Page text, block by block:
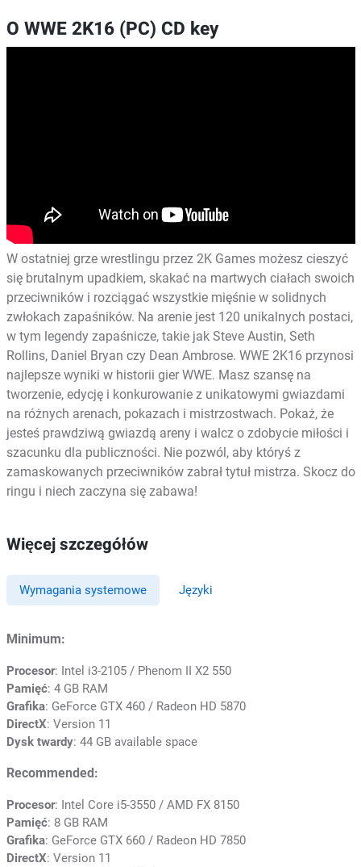
O WWE 2K16 (PC) CD key
W ostatniej grze wrestlingu przez 2K Games możesz cieszyć
się brutalnym upadkiem, skakać na martwych ciałach swoich
przeciwników i rozciągać wszystkie mięśnie w solidnych
zwłokach zapaśników. Na arenie jest 120 unikalnych postaci,
w tym legendy zapaśnicze, takie jak Steve Austin, Seth
Rollins, Daniel Bryan czy Dean Ambrose. WWE 2K16 przynosi
najlepsze wyniki w historii gier WWE. Masz szansę na
tworzenie, edycję i konkurowanie z unikatowymi gwiazdami
na różnych arenach, pokazach i mistrzostwach. Pokaż, że
jesteś prawdziwą gwiazdą areny i walcz o zdobycie miłości i
szacunku dla publiczności. Nie pozwól, aby któryś z
zamaskowanych przeciwników zabrał tytuł mistrza. Skocz do
ringu i niech zaczyna się zabawa!
Więcej szczegółów
Wymagania systemowe Języki
Minimum:
Procesor: Intel i3-2105 / Phenom II X2 550
Pamięć: 4 GB RAM
Grafika: GeForce GTX 460 / Radeon HD 5870
DirectX: Version 11
Dysk twardy: 44 GB available space
Recommended:
Procesor: Intel Core i5-3550 / AMD FX 8150
Pamięć: 8 GB RAM
Grafika: GeForce GTX 660 / Radeon HD 7850
DirectX: Version 11